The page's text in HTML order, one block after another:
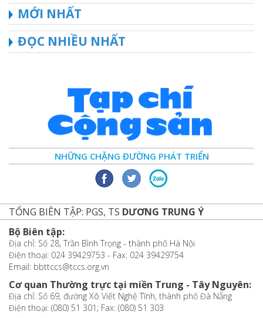
MỚI NHẤT
ĐỌC NHIỀU NHẤT
NHỮNG CHẶNG ĐƯỜNG PHÁT TRIỂN
TỔNG BIÊN TẬP: PGS, TS DƯƠNG TRUNG Ý
Bộ Biên tập:
Địa chỉ: Số 28, Trần Bình Trọng - thành phố Hà Nội
Điện thoại: 024 39429753 - Fax: 024 39429754
Email: bbttccs@tccs.org.vn
Cơ quan Thường trực tại miền Trung - Tây Nguyên:
Địa chỉ: Số 69, đường Xô Viết Nghệ Tĩnh, thành phố Đà Nẵng
Điện thoại: (080) 51 301; Fax: (080) 51 303